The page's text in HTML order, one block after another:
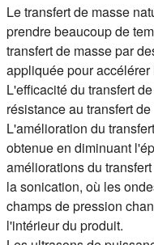
Le transfert de masse
prendre beaucoup de
transfert de masse par
appliquée pour
L'efficacité du transfert
résistance au transfert
L'amélioration du
obtenue en diminuant
améliorations du
la sonication, où les
champs de pression
l'intérieur du produit.